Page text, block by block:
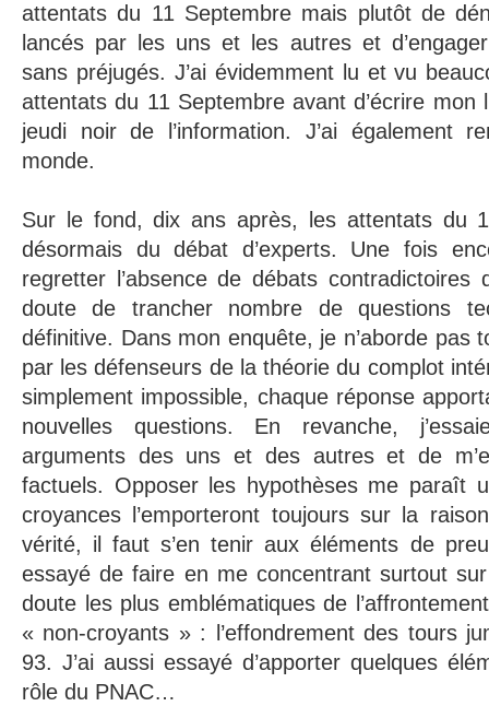
attentats du 11 Septembre mais plutôt de
lancés par les uns et les autres et
sans préjugés. J’ai évidemment lu et vu
attentats du 11 Septembre avant d’écrire mon
jeudi noir de l’information. J’ai également
monde.
Sur le fond, dix ans après, les attentats du
désormais du débat d’experts. Une fois
regretter l’absence de débats contradictoires
doute de trancher nombre de questions
définitive. Dans mon enquête, je n’aborde pas
par les défenseurs de la théorie du complot
simplement impossible, chaque réponse
nouvelles questions. En revanche,
arguments des uns et des autres et de
factuels. Opposer les hypothèses me paraît
croyances l’emporteront toujours sur la
vérité, il faut s’en tenir aux éléments de
essayé de faire en me concentrant surtout
doute les plus emblématiques de
« non-croyants » : l’effondrement des tours
93. J’ai aussi essayé d’apporter quelques
rôle du PNAC…